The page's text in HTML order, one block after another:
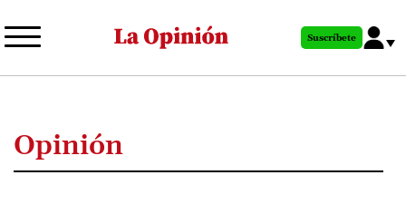
al
principal
Suscríbete
Opinión